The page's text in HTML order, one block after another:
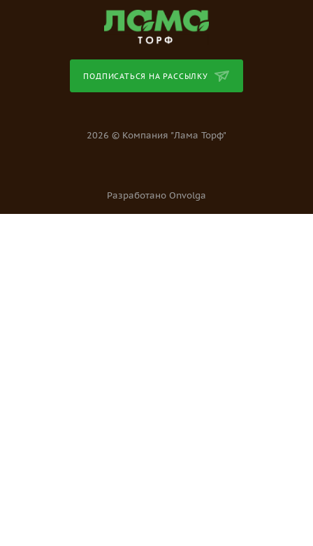
ПОДПИСАТЬСЯ НА РАССЫЛКУ
2026 © Компания "Лама Торф"
Разработано Onvolga